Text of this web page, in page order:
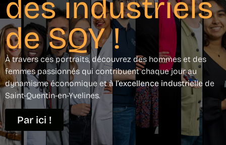
des industriels
de SQY !
À travers ces portraits, découvrez des hommes et des
femmes passionnés qui contribuent chaque jour au
dynamisme économique et àl’excellence industrielle de
Saint-Quentin-en-Yvelines.
Par ici !